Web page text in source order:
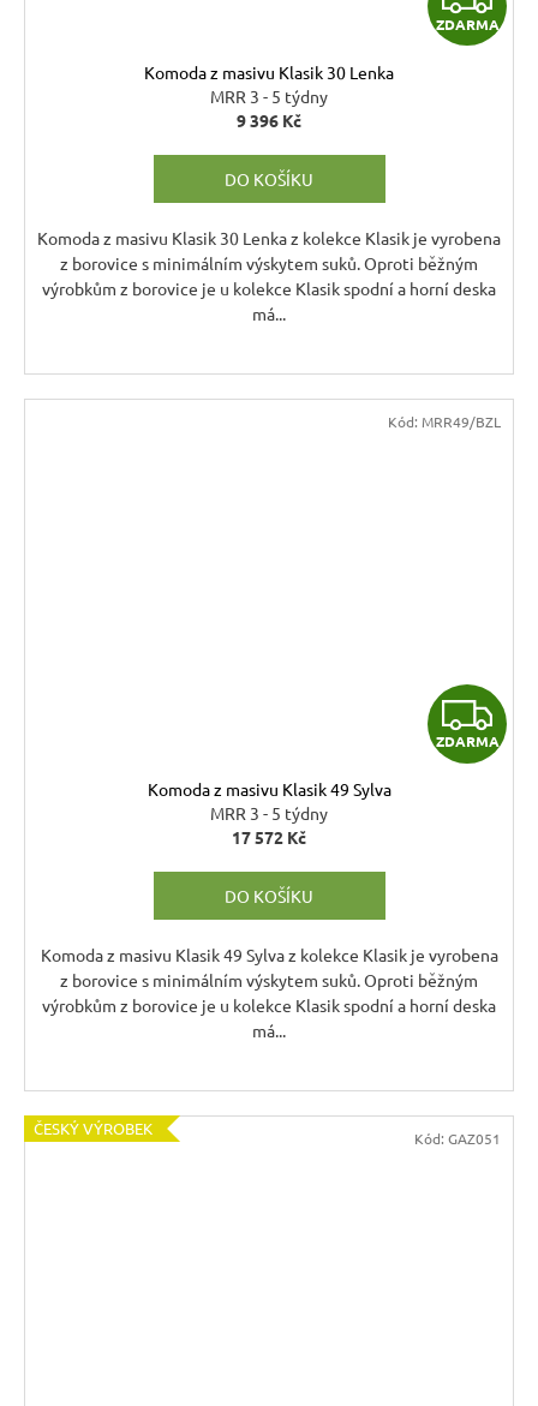
D
A
ZDARMA
Komoda z masivu Klasik 30 Lenka
MRR 3 - 5 týdny
9 396 Kč
DO KOŠÍKU
Komoda z masivu Klasik 30 Lenka z kolekce Klasik je vyrobena
z borovice s minimálním výskytem suků. Oproti běžným
výrobkům z borovice je u kolekce Klasik spodní a horní deska
má...
Z
D
A
ZDARMA
Komoda z masivu Klasik 49 Sylva
MRR 3 - 5 týdny
17 572 Kč
DO KOŠÍKU
Komoda z masivu Klasik 49 Sylva z kolekce Klasik je vyrobena
z borovice s minimálním výskytem suků. Oproti běžným
výrobkům z borovice je u kolekce Klasik spodní a horní deska
má...
Kód: MRR49/BZL
ČESKÝ VÝROBEK Kód: GAZ051